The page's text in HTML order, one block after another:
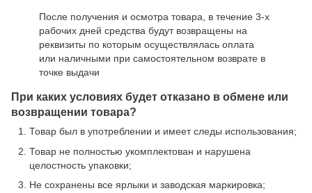
После получения и осмотра товара, в течение 3-х
рабочих дней средства будут возвращены на
реквизиты по которым осуществлялась оплата
или наличными при самостоятельном возврате в
точке выдачи
При каких условиях будет отказано в обмене или
возвращении товара?
Товар был в употреблении и имеет следы использования;
Товар не полностью укомплектован и нарушена
целостность упаковки;
Не сохранены все ярлыки и заводская маркировка;